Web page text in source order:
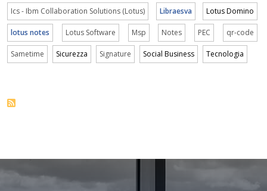
Ics - Ibm Collaboration Solutions (Lotus) Libraesva Lotus Domino
lotus notes Lotus Software Msp Notes PEC qr-code
Sametime Sicurezza Signature Social Business Tecnologia